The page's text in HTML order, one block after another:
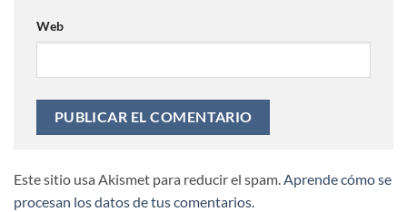
Web
Este sitio usa Akismet para reducir el spam.Aprende cómo se
procesan los datos de tus comentarios.